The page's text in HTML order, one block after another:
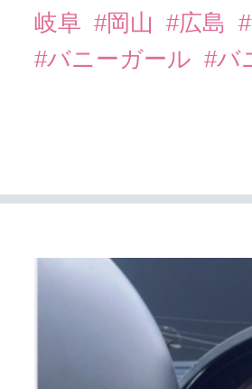
岐阜 #岡山 #広島
#バニーガール #バ